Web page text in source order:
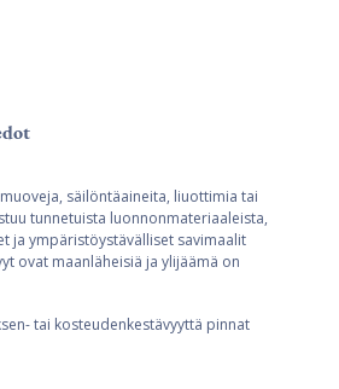
säilöntäaineita, liuottimia tai
tunnetuista luonnonmateriaaleista,
ja ympäristöystävälliset savimaalit
ovat maanläheisiä ja ylijäämä on
tai kosteudenkestävyyttä pinnat